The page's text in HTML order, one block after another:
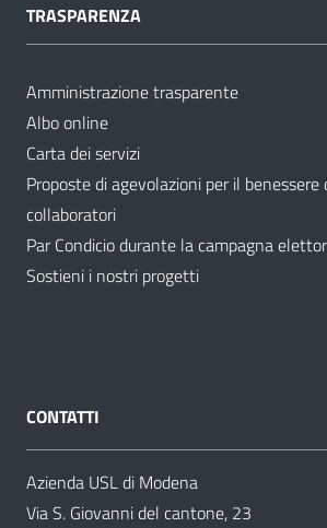
TRASPARENZA
Amministrazione trasparente
Albo online
Carta dei servizi
Proposte di agevolazioni per il
collaboratori
Par Condicio durante la campagna
Sostieni i nostri progetti
CONTATTI
Azienda USL di Modena
Via S. Giovanni del cantone, 23